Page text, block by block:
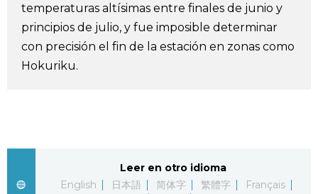
En profundidad
Más
Fragmentos de Japón
temperaturas altísimas entre finales de junio y
principios de julio, y fue imposible determinar
con precisión el fin de la estación en zonas como
Hokuriku.
Leer en otro idioma
English
日本語 简体字 繁體字
Français